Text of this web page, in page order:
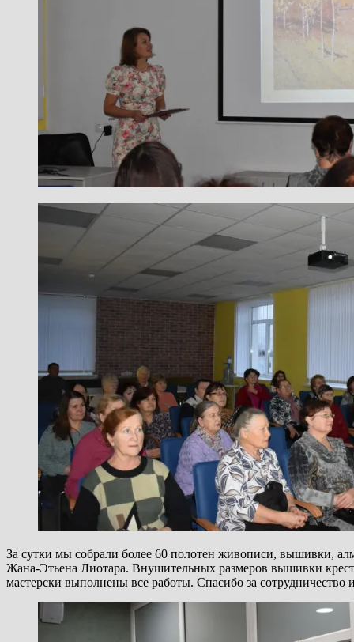
За сутки мы собрали более 60 полотен живописи, вышивки,
Жана-Этьена Лиотара. Внушительных размеров вышивки
мастерски выполнены все работы. Спасибо за